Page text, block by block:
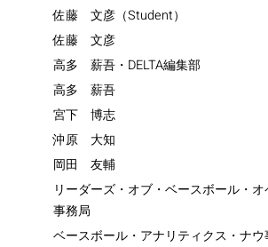
佐藤 文彦（Student）
佐藤 文彦
高多 薪吾・DELTA編集部
高多 薪吾
宮下 博志
沖原 大知
岡田 友輔
リーダーズ・オブ・ベースボール・
事務局
ベースボール・アナリティクス・ナウ